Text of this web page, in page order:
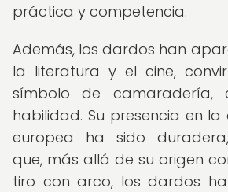
práctica y competencia.
Además, los dardos han
la literatura y el cine,
símbolo de camaradería,
habilidad. Su presencia en
europea ha sido
que, más allá de su origen
tiro con arco, los dardos